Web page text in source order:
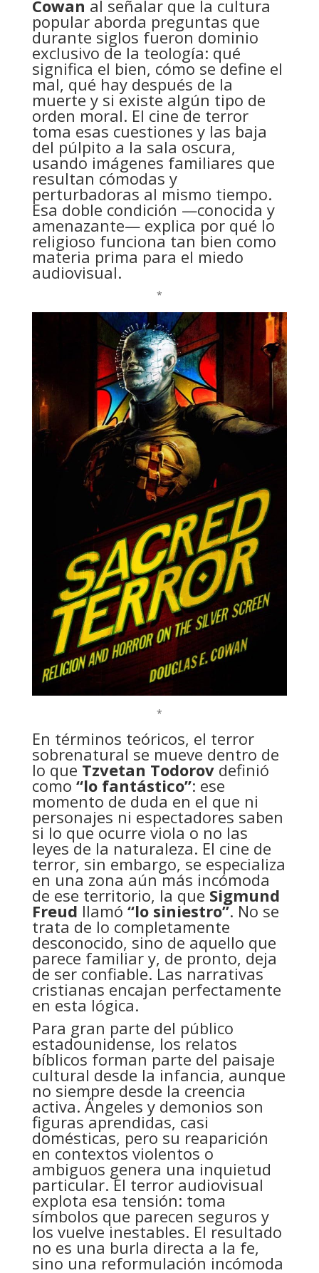
Cowan al señalar que la cultura
popular aborda preguntas que
durante siglos fueron dominio
exclusivo de la teología: qué
significa el bien, cómo se define el
mal, qué hay después de la
muerte y si existe algún tipo de
orden moral. El cine de terror
toma esas cuestiones y las baja
del púlpito a la sala oscura,
usando imágenes familiares que
resultan cómodas y
perturbadoras al mismo tiempo.
Esa doble condición —conocida y
amenazante— explica por qué lo
religioso funciona tan bien como
materia prima para el miedo
audiovisual.
*
*
En términos teóricos, el terror
sobrenatural se mueve dentro de
lo que Tzvetan Todorovdefinió
como “lo fantástico”: ese
momento de duda en el que ni
personajes ni espectadores saben
si lo que ocurre viola o no las
leyes de la naturaleza. El cine de
terror, sin embargo, se especializa
en una zona aún más incómoda
de ese territorio, la que Sigmund
Freud llamó “lo siniestro”. No se
trata de lo completamente
desconocido, sino de aquello que
parece familiar y, de pronto, deja
de ser confiable. Las narrativas
cristianas encajan perfectamente
en esta lógica.
Para gran parte del público
estadounidense, los relatos
bíblicos forman parte del paisaje
cultural desde la infancia, aunque
no siempre desde la creencia
activa. Ángeles y demonios son
figuras aprendidas, casi
domésticas, pero su reaparición
en contextos violentos o
ambiguos genera una inquietud
particular. El terror audiovisual
explota esa tensión: toma
símbolos que parecen seguros y
los vuelve inestables. El resultado
no es una burla directa a la fe,
sino una reformulación incómoda